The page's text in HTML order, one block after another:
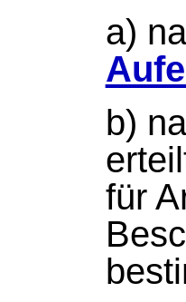
a)
b)
für